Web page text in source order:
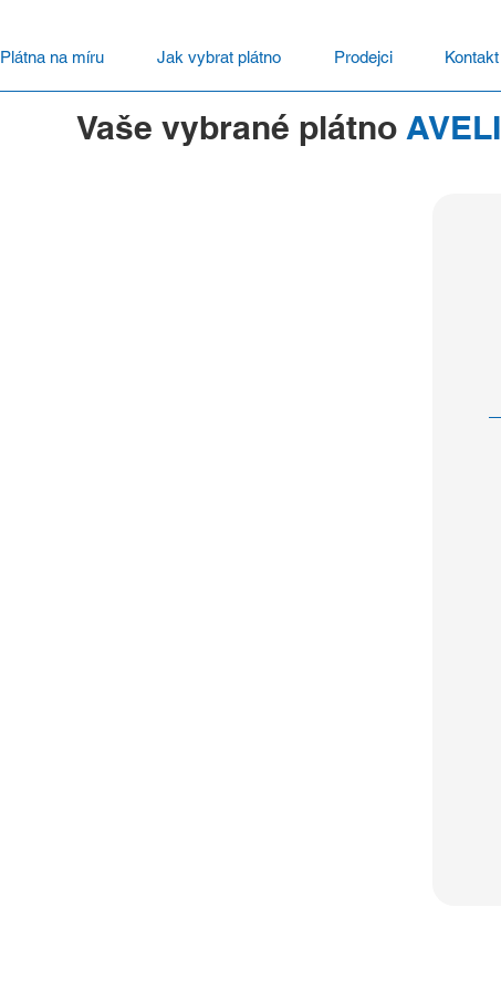
Plátna na míru Jak vybrat plátno Prodejci Kontakt
Vaše vybrané plátno AVELI